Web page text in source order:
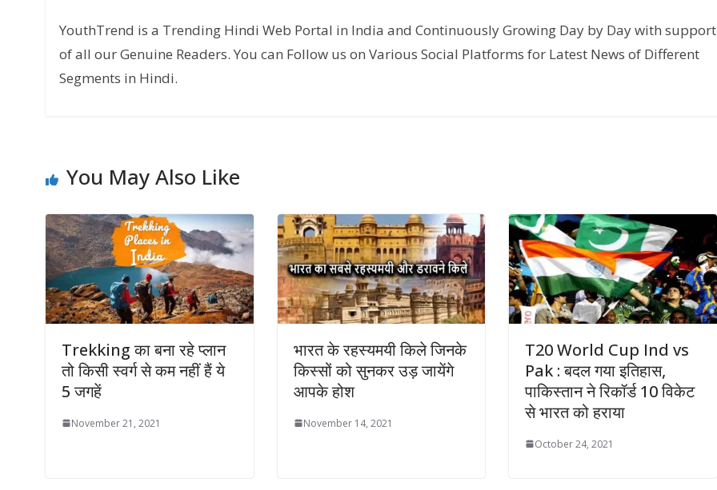
YouthTrend is a Trending Hindi Web Portal in India and Continuously Growing Day by Day with support
of all our Genuine Readers. You can Follow us on Various Social Platforms for Latest News of Different
Segments in Hindi.
You May Also Like
Trekking का बना रहे प्लान
तो किसी स्वर्ग से कम नहीं हैं ये
5 जगहें
November 21, 2021
भारत के रहस्यमयी किले जिनके
किस्सों को सुनकर उड़ जायेंगे
आपके होश
November 14, 2021
T20 World Cup Ind vs
Pak : बदल गया इतिहास,
पाकिस्तान ने रिकॉर्ड 10 विकेट
से भारत को हराया
October 24, 2021